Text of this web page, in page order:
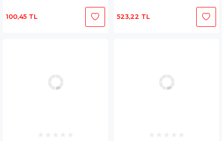
100,45 TL 523,22 TL